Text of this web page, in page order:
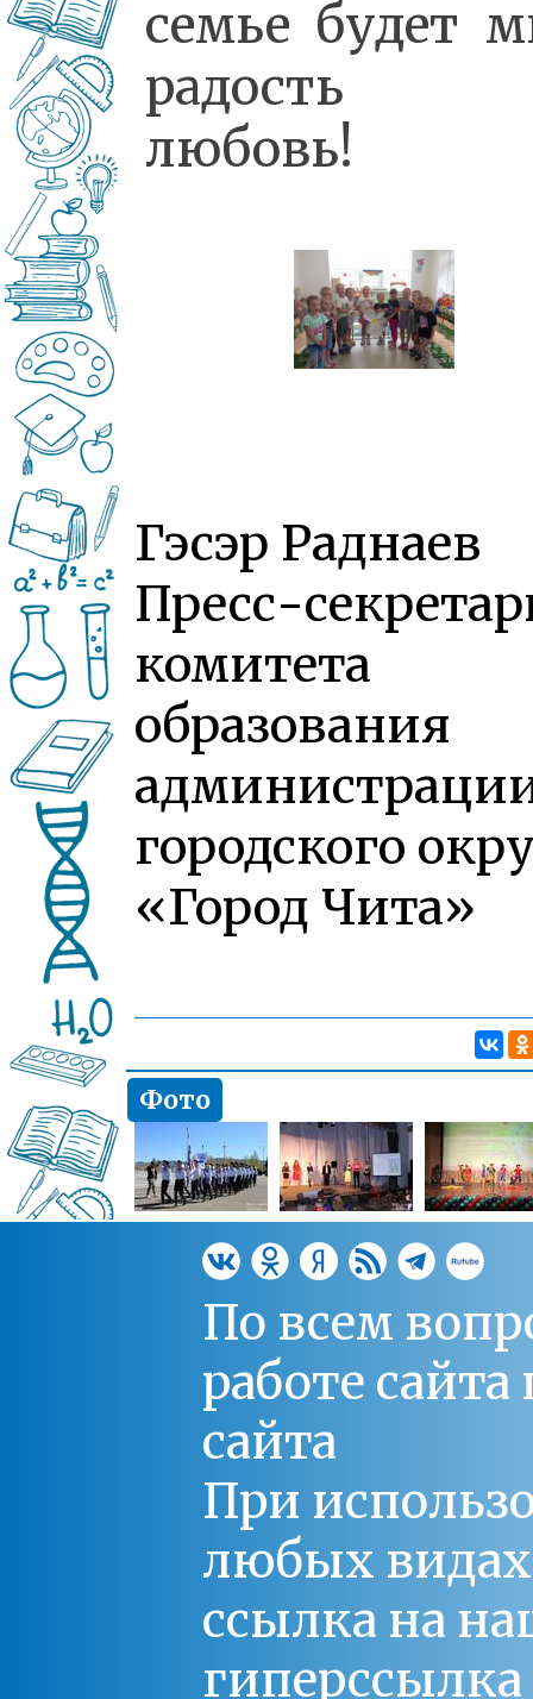
семье будет
любовь!
Гэсэр Раднаев
Пресс-
комитета
образования
городского
«Город Чита»
Фото
По всем
работе
сайта
При
любых
ссылка на